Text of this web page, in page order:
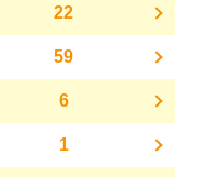
22
59
6
1